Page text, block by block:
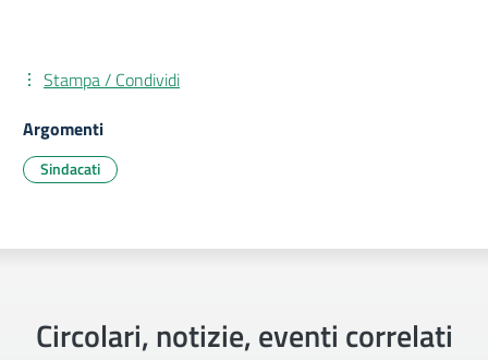
Stampa / Condividi
Argomenti
Sindacati
Circolari, notizie, eventi correlati